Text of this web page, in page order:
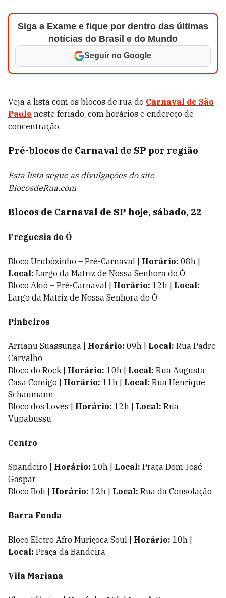
Siga a Exame e fique por dentro das últimas
notícias do Brasil e do Mundo
Seguir no Google
Veja a lista com os blocos de rua do Carnaval de São
Paulo neste feriado, com horários e endereço de
concentração.
Pré-blocos de Carnaval de SP por região
Esta lista segue as divulgações do site
BlocosdeRua.com
Blocos de Carnaval de SP hoje, sábado, 22
Freguesia do Ó
Bloco Urubózinho – Pré-Carnaval | Horário: 08h |
Local: Largo da Matriz de Nossa Senhora do Ó
Bloco Akió – Pré-Carnaval | Horário: 12h | Local:
Largo da Matriz de Nossa Senhora do Ó
Pinheiros
Arrianu Suassunga | Horário: 09h | Local: Rua Padre
Carvalho
Bloco do Rock | Horário: 10h | Local: Rua Augusta
Casa Comigo | Horário: 11h | Local: Rua Henrique
Schaumann
Bloco dos Loves | Horário: 12h | Local: Rua
Vupabussu
Centro
Spandeiro | Horário: 10h | Local: Praça Dom José
Gaspar
Bloco Boli | Horário: 12h | Local: Rua da Consolação
Barra Funda
Bloco Eletro Afro Muriçoca Soul | Horário: 10h |
Local: Praça da Bandeira
Vila Mariana